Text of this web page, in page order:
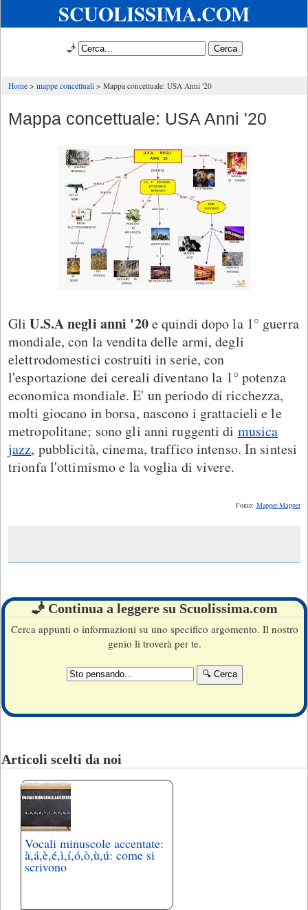
SCUOLISSIMA.COM
🧞
Home mappe concettuali Mappa concettuale: USA Anni '20
Mappa concettuale: USA Anni '20
GliU.S.A negli anni '20e quindi dopo la 1° guerra
mondiale, con la vendita delle armi, degli
elettrodomestici costruiti in serie, con
l'esportazione dei cereali diventano la 1° potenza
economica mondiale. E' un periodo di ricchezza,
molti giocano in borsa, nascono i grattacieli e le
metropolitane; sono gli anni ruggenti di musica
jazz, pubblicità, cinema, traffico intenso. In sintesi
trionfa l'ottimismo e la voglia di vivere.
Fonte: Mapper-Mapper
🧞 Continua a leggere su Scuolissima.com
Cerca appunti o informazioni su uno specifico argomento. Il nostro
genio li troverà per te.
Articoli scelti da noi
Vocali minuscole accentate:
à,á,è,é,ì,í,ó,ò,ù,ú: come si
scrivono